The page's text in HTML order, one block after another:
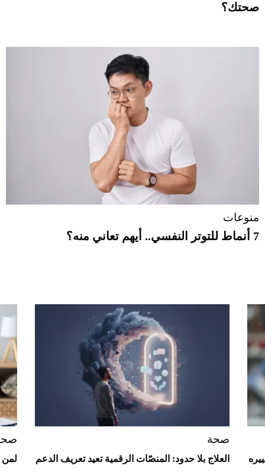
صحتك؟
منوعات
7 أنماط للتوتر النفسي.. أيهم تعاني منه؟
صحة
العلاج بلا حدود: المنصّات الرقمية تعيد تعريف الدعم لمن